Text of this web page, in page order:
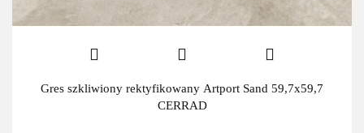
Gres szkliwiony rektyfikowany Artport Sand 59,7x59,7
CERRAD